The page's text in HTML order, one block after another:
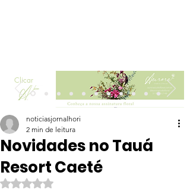
Clicar
Novidades no Tauá
Resort Caeté
noticiasjornalhori
2 min de leitura
Avaliado com NaN de 5 estrelas.